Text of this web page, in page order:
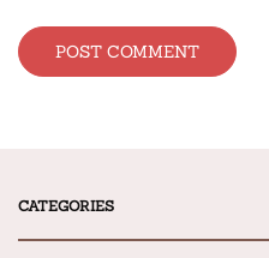
CATEGORIES